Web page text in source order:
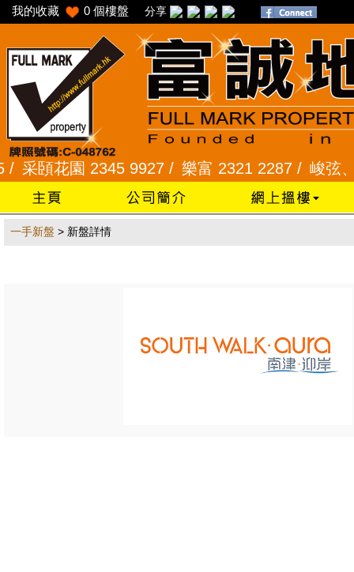
我的收藏 0 個樓盤 分享
頣花園 2345 9927 /樂富 2321 2287 /峻弦、曉
一手新盤 > 新盤詳情